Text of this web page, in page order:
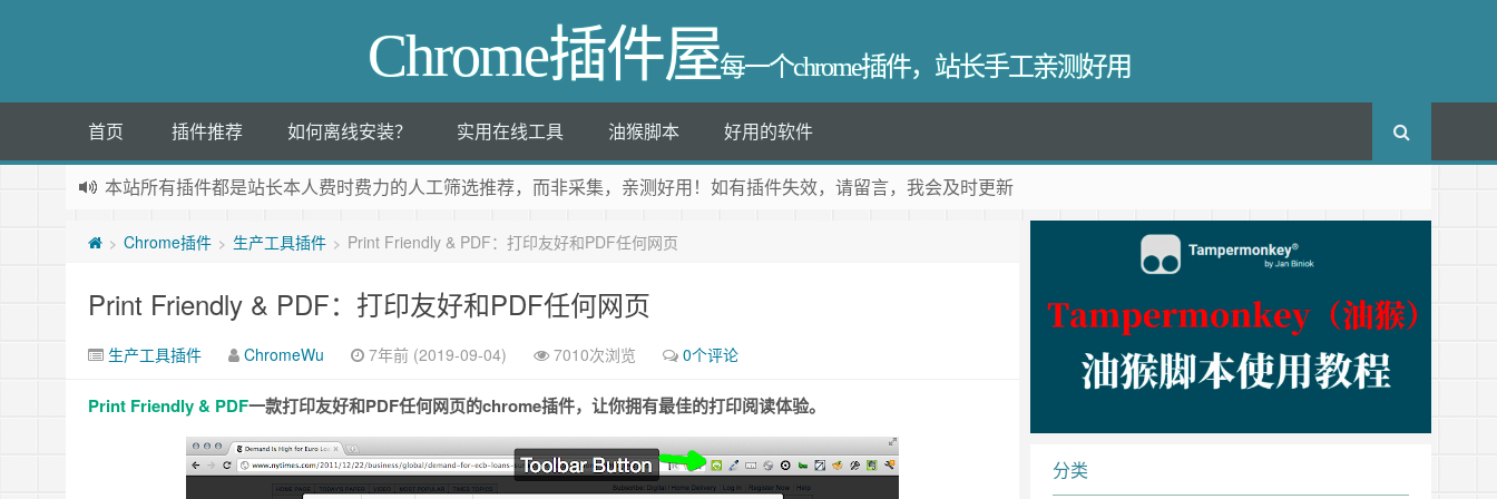
Chrome插件屋每一个chrome插件，站长手工亲测好用
首页 插件推荐 如何离线安装？ 实用在线工具 油猴脚本 好用的软件
本站所有插件都是站长本人费时费力的人工筛选推荐，而非采集，亲测好用！如有插件失效，请留言，我会及时更新
> Chrome插件 > 生产工具插件 > Print Friendly & PDF：打印友好和PDF任何网页
Print Friendly & PDF：打印友好和PDF任何网页
生产工具插件 ChromeWu 7年前 (2019-09-04) 7010次浏览 0个评论
Print Friendly & PDF一款打印友好和PDF任何网页的chrome插件，让你拥有最佳的打印阅读体验。
分类